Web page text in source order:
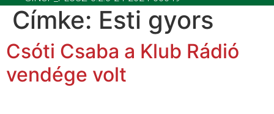
Címke: Esti gyors
Csóti Csaba a Klub Rádió
vendége volt